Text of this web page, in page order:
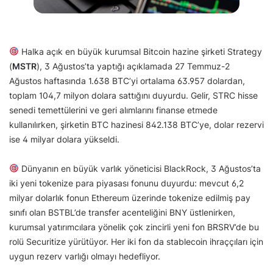
Halka açık en büyük kurumsal Bitcoin hazine şirketi Strategy
(MSTR), 3 Ağustos’ta yaptığı açıklamada 27 Temmuz-2
Ağustos haftasında 1.638 BTC’yi ortalama 63.957 dolardan,
toplam 104,7 milyon dolara sattığını duyurdu. Gelir, STRC hisse
senedi temettülerini ve geri alımlarını finanse etmede
kullanılırken, şirketin BTC hazinesi 842.138 BTC’ye, dolar rezervi
ise 4 milyar dolara yükseldi.
Dünyanın en büyük varlık yöneticisi BlackRock, 3 Ağustos’ta
iki yeni tokenize para piyasası fonunu duyurdu: mevcut 6,2
milyar dolarlık fonun Ethereum üzerinde tokenize edilmiş pay
sınıfı olan BSTBL’de transfer acenteliğini BNY üstlenirken,
kurumsal yatırımcılara yönelik çok zincirli yeni fon BRSRV’de bu
rolü Securitize yürütüyor. Her iki fon da stablecoin ihraççıları için
uygun rezerv varlığı olmayı hedefliyor.